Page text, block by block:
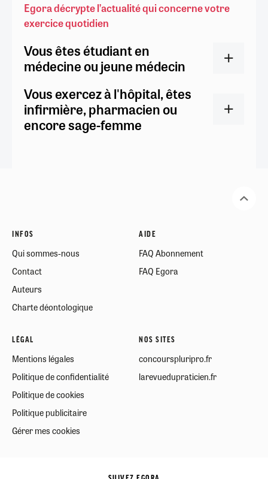
Egora décrypte l’actualité qui concerne votre
exercice quotidien
Vous êtes étudiant en
médecine ou jeune médecin
Vous exercez à l'hôpital, êtes
infirmière, pharmacien ou
encore sage-femme
INFOS
Qui sommes-nous
Contact
Auteurs
Charte déontologique
AIDE
FAQ Abonnement
FAQ Egora
LÉGAL
Mentions légales
Politique de confidentialité
Politique de cookies
Politique publicitaire
Gérer mes cookies
NOS SITES
concourspluripro.fr
larevuedupraticien.fr